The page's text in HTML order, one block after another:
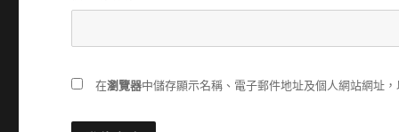
在瀏覽器中儲存顯示名稱、電子郵件地址及個人網站網址